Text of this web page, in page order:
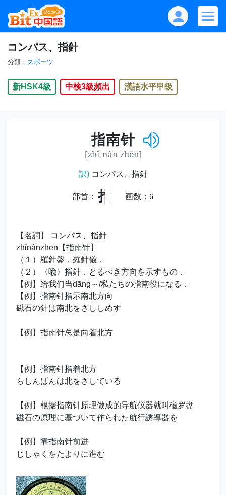
コンパス、指針
分類： スポーツ
新HSK4級 中検3級頻出 漢語水平甲級
指南针
[zhǐ nán zhēn]
訳)コンパス、指針
部首： 扌 画数： 6
【名詞】 コンパス、指針
zhǐnánzhēn【指南针】
（１）羅針盤．羅針儀．
（２）〈喩〉指針．とるべき方向を示すもの．
【例】给我们当dāng～/私たちの指南役になる．
【例】指南针指示南北方向
磁石の針は南北をさししめす
【例】指南针总是向着北方
【例】指南针指着北方
らしんばんは北をさしている
【例】根据指南针原理做成的导航仪器就叫磁罗盘
磁石の原理に基づいて作られた航行誘導器を
【例】靠指南针前进
じしゃくをたよりに進む